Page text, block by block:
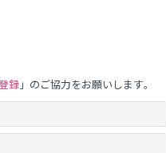
録」のご協力をお願いします。